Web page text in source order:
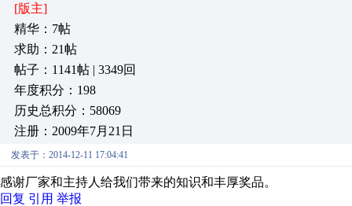
[版主]
精华：7帖
求助：21帖
帖子：1141帖 | 3349回
年度积分：198
历史总积分：58069
注册：2009年7月21日
发表于：2014-12-11 17:04:41
感谢厂家和主持人给我们带来的知识和丰厚奖品。
回复 引用 举报